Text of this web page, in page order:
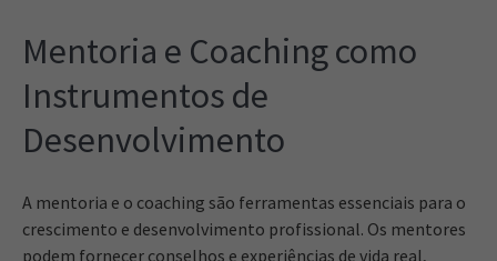
Mentoria e Coaching como
Instrumentos de
Desenvolvimento
A mentoria e o coaching são ferramentas essenciais para o
crescimento e desenvolvimento profissional. Os mentores
podem fornecer conselhos e experiências de vida real,